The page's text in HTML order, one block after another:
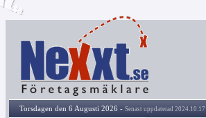
Torsdagen den 6 Augusti 2026 - Senast uppdaterad